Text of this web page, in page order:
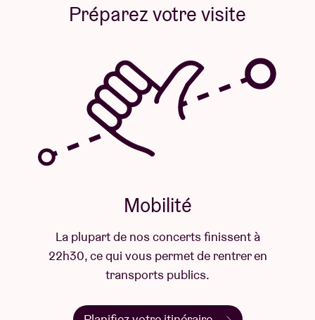
Préparez votre visite